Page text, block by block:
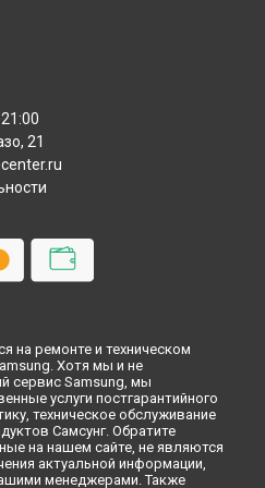
Samsung в
Samsung в
21
на ремонте и техническом
Хотя мы и не
сервис Samsung, мы
услуги постгарантийного
техническое обслуживание
Самсунг. Обратите
на нашем сайте, не являются
актуальной информации,
менеджерами. Также